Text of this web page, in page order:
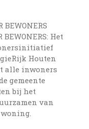
BEWONERS
BEWONERS: Het
Houten
alle inwoners
gemeente
bij het
van